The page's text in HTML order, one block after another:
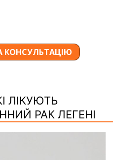
КОНСУЛЬТАЦІЮ
ЛІКУЮТЬ
РАК ЛЕГЕНІ